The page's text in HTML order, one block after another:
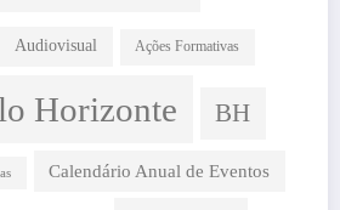
Audiovisual Ações Formativas
Horizonte BH
Calendário Anual de Eventos